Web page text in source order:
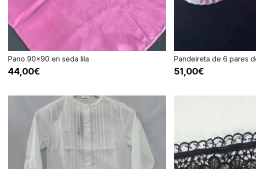
Pano 90x90 en seda lila
44,00€
Pandeireta de 6 pares
51,00€